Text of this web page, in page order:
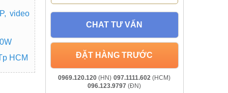
video
HCM
CHAT TƯ VẤN
ĐẶT HÀNG TRƯỚC
0969.120.120 (HN) 097.1111.602 (HCM)
096.123.9797 (ĐN)